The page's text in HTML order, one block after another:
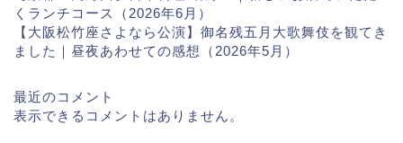
くランチコース（2026年6月）
【大阪松竹座さよなら公演】御名残五月大歌舞伎を観てき
ました｜昼夜あわせての感想（2026年5月）
最近のコメント
表示できるコメントはありません。